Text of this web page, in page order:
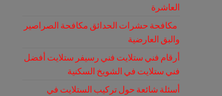
العاشرة
مكافحة حشرات الحدائق مكافحة الصراصير
والبق العارضية
أرقام فني ستلايت فني رسيفر ستلايت أفضل
فني ستلايت في الشويخ السكنية
أسئلة شائعة حول تركيب الستلايت في